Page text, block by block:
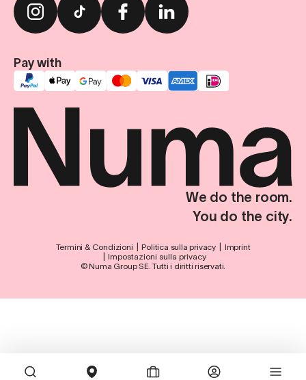
Pay with
We do the room.
You do the city.
Termini & Condizioni Politica sulla privacy
Imprint
Impostazioni sulla privacy
© Numa Group SE. Tutti i diritti riservati.